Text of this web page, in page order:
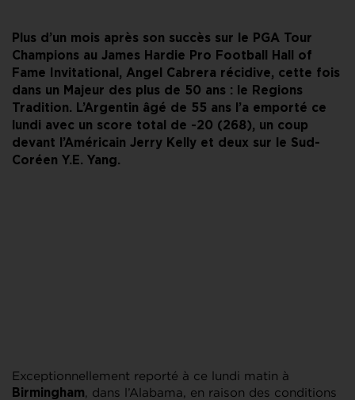
Plus d’un mois après son succès sur le PGA Tour
Champions au James Hardie Pro Football Hall of
Fame Invitational, Angel Cabrera récidive, cette fois
dans un Majeur des plus de 50 ans : le Regions
Tradition. L’Argentin âgé de 55 ans l’a emporté ce
lundi avec un score total de -20 (268), un coup
devant l’Américain Jerry Kelly et deux sur le Sud-
Coréen Y.E. Yang.
Exceptionnellement reporté à ce lundi matin à
Birmingham, dans l’Alabama, en raison des conditions